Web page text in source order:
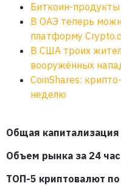
Биткоин-
В ОАЭ теперь
платформу
B США троих
вооружённых
CoinShares:
неделю
Общая
Объем рынка за 24
ТОП-5 криптовалют